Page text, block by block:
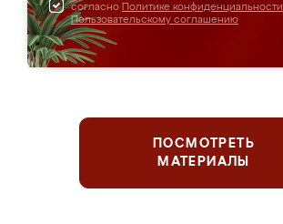
согласно Политике конфиденциальности
Пользовательскому соглашению
ПОСМОТРЕТЬ
МАТЕРИАЛЫ